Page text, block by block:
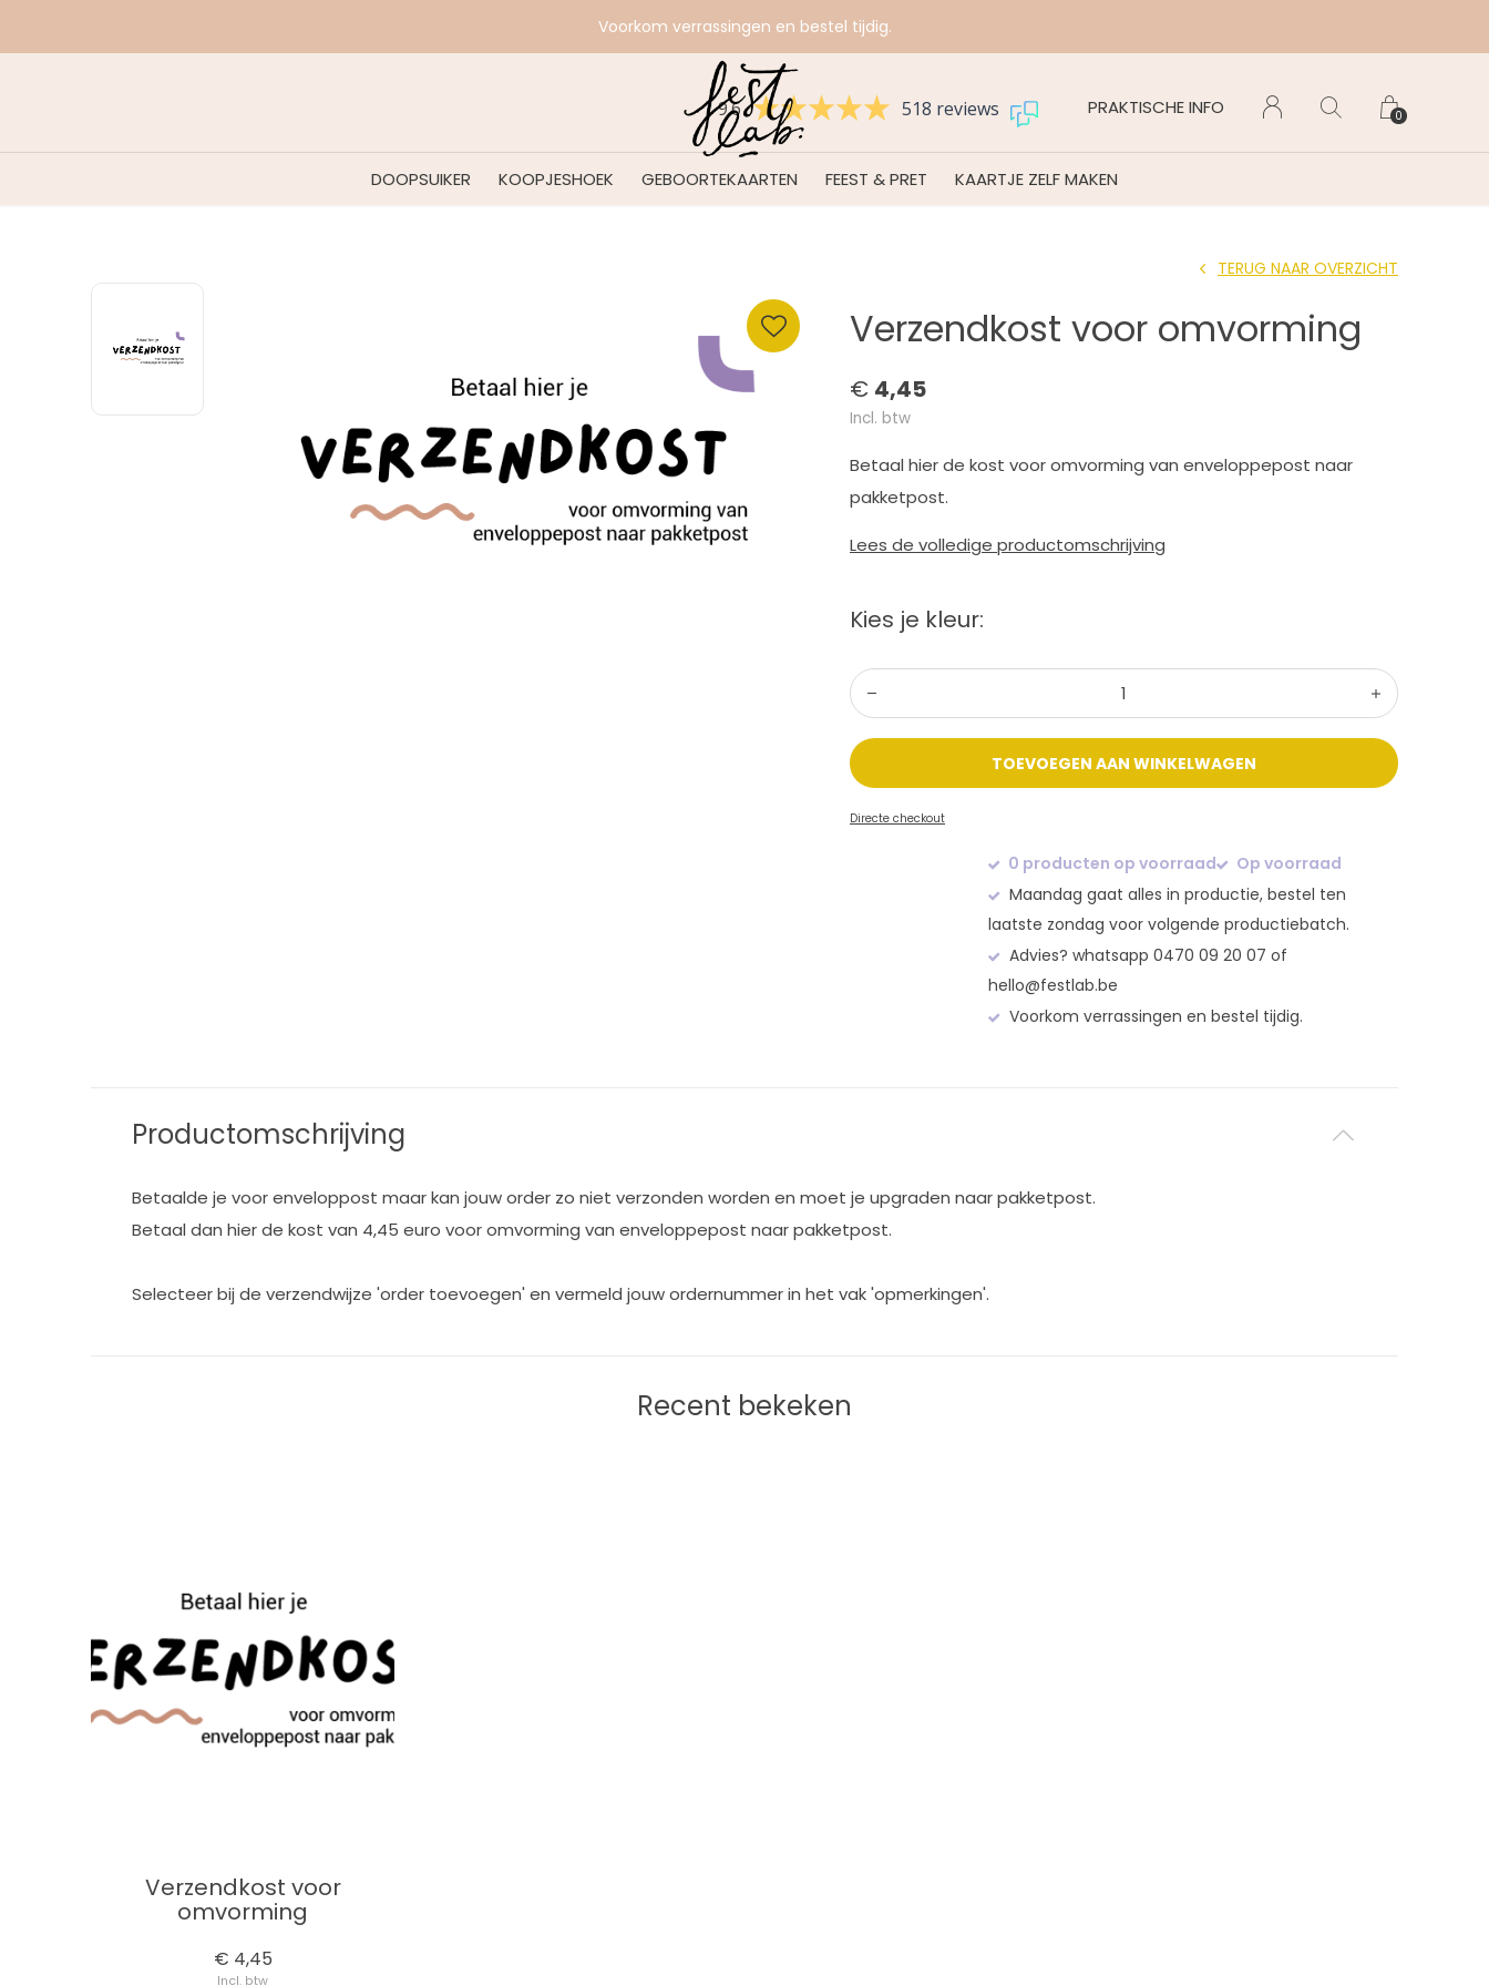
DOOPSUIKER KOOPJESHOEK GEBOORTEKAARTEN FEEST & PRET KAARTJE ZELF MAKEN
9.6 518 reviews PRAKTISCHE INFO 0
Voorkom verrassingen en bestel tijdig.
Verzendkost voor omvorming
TERUG NAAR OVERZICHT
€ 4,45
Incl. btw
Betaal hier de kost voor omvorming van enveloppepost naar
pakketpost.
Lees de volledige productomschrijving
Kies je kleur:
TOEVOEGEN AAN WINKELWAGEN
Directe checkout
0 producten op voorraad
Op voorraad
Maandag gaat alles in productie, bestel ten
laatste zondag voor volgende productiebatch.
Advies? whatsapp 0470 09 20 07 of
hello@festlab.be
Voorkom verrassingen en bestel tijdig.
Productomschrijving
Betaalde je voor enveloppost maar kan jouw order zo niet verzonden worden en moet je upgraden naar pakketpost.
Betaal dan hier de kost van 4,45 euro voor omvorming van enveloppepost naar pakketpost.
Selecteer bij de verzendwijze 'order toevoegen' en vermeld jouw ordernummer in het vak 'opmerkingen'.
Recent bekeken
Verzendkost voor
omvorming
€ 4,45
Incl. btw